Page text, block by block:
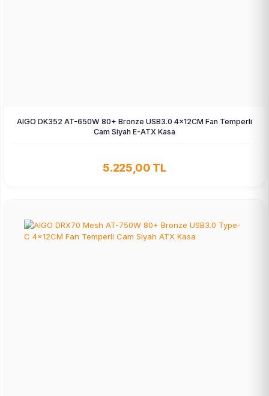
AIGO DK352 AT-650W 80+ Bronze USB3.0 4×12CM Fan Temperli
Cam Siyah E-ATX Kasa
5.225,00 TL